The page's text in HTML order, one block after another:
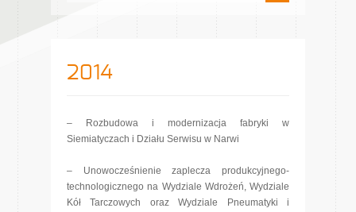
2014
– Rozbudowa i modernizacja fabryki w
Siemiatyczach i Działu Serwisu w Narwi
– Unowocześnienie zaplecza produkcyjnego-
technologicznego na Wydziale Wdrożeń, Wydziale
Kół Tarczowych oraz Wydziale Pneumatyki i